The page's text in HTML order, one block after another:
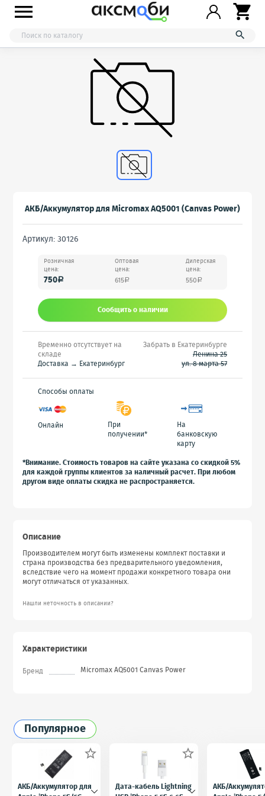



АКБ/Аккумулятор для Micromax AQ5001 (Canvas Power)
Артикул: 30126
Розничная
цена:
750a
Оптовая
цена:
615a
Дилерская
цена:
550 a
Сообщить o наличии
Временно отсутствует на
складе
Доставка → Екатеринбург
Забрать в Екатеринбурге
Ленина 25
ул. 8 марта 57
Способы оплаты
Онлайн
При
получении*
На
банковскую
карту
*Внимание. Стоимость товаров на сайте указана со скидкой 5%
для каждой группы клиентов за наличный расчет. При любом
другом виде оплаты скидка не распространяется.
Описание
Производителем могут быть изменены комплект поставки и
страна производства без предварительного уведомления,
вследствие чего на момент продажи конкретного товара они
могут отличаться от указанных.
Нашли неточность в описании?
Характеристики
Бренд Micromax AQ5001 Canvas Power
Популярное

АКБ/Аккумулятор для

Дата-кабель Lightning
АКБ/